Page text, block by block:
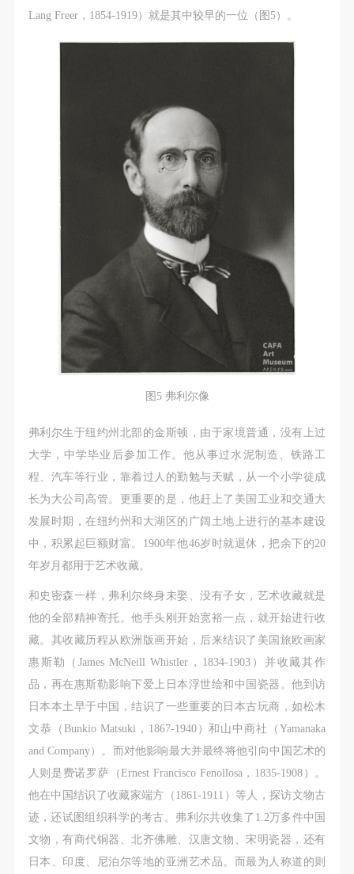
Lang Freer，1854-1919）就是其中较早的一位（图5）。
图5 弗利尔像
弗利尔生于纽约州北部的金斯顿，由于家境普通，没有上过
大学，中学毕业后参加工作。他从事过水泥制造、铁路工
程、汽车等行业，靠着过人的勤勉与天赋，从一个小学徒成
长为大公司高管。更重要的是，他赶上了美国工业和交通大
发展时期，在纽约州和大湖区的广阔土地上进行的基本建设
中，积累起巨额财富。1900年他46岁时就退休，把余下的20
年岁月都用于艺术收藏。
和史密森一样，弗利尔终身未娶、没有子女，艺术收藏就是
他的全部精神寄托。他手头刚开始宽裕一点，就开始进行收
藏。其收藏历程从欧洲版画开始，后来结识了美国旅欧画家
惠斯勒（James McNeill Whistler，1834-1903）并收藏其作
品，再在惠斯勒影响下爱上日本浮世绘和中国瓷器。他到访
日本本土早于中国，结识了一些重要的日本古玩商，如松木
文恭（Bunkio Matsuki，1867-1940）和山中商社（Yamanaka
and Company）。而对他影响最大并最终将他引向中国艺术的
人则是费诺罗萨（Ernest Francisco Fenollosa，1835-1908）。
他在中国结识了收藏家端方（1861-1911）等人，探访文物古
迹，还试图组织科学的考古。弗利尔共收集了1.2万多件中国
文物，有商代铜器、北齐佛雕、汉唐文物、宋明瓷器，还有
日本、印度、尼泊尔等地的亚洲艺术品。而最为人称道的则